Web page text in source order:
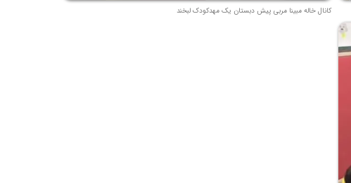
کانال خاله مبینا مربی پیش دبستان یک مهدکودک لبخند